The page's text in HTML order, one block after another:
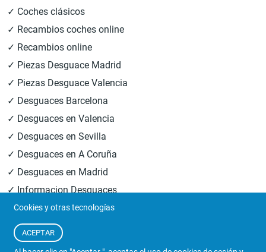
✓ Coches clásicos
✓ Recambios coches online
✓ Recambios online
✓ Piezas Desguace Madrid
✓ Piezas Desguace Valencia
✓ Desguaces Barcelona
✓ Desguaces en Valencia
✓ Desguaces en Sevilla
✓ Desguaces en A Coruña
✓ Desguaces en Madrid
✓ Informacion Desguaces
© 2026Central Desguaces Europiezas
reservados.
Cookies y otras tecnologías
ACEPTAR